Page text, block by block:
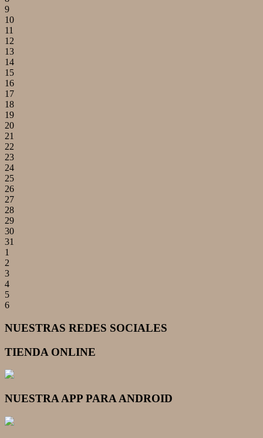
9
10
11
12
13
14
15
16
17
18
19
20
21
22
23
24
25
26
27
28
29
30
31
1
2
3
4
5
6
NUESTRAS REDES SOCIALES
TIENDA ONLINE
NUESTRA APP PARA ANDROID